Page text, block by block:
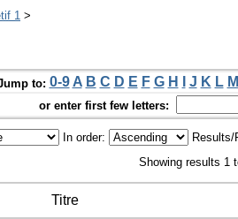
1 >
to: 0-9 A B C D E F G H J K L M
or enter first few letters:
In order: Results/
Showing results 1
Titre